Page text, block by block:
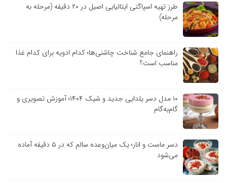
طرز تهیه اسپاگتی ایتالیایی اصیل در ۲۰ دقیقه (مرحله به
مرحله)
راهنمای جامع شناخت چاشنی‌ها؛ کدام ادویه برای کدام غذا
مناسب است؟
۱۰ مدل دسر یلدایی جدید و شیک ۱۴۰۴؛ آموزش تصویری و
گام‌به‌گام
دسر ماست و انار؛ یک میان‌وعده سالم که در ۵ دقیقه آماده
می‌شود